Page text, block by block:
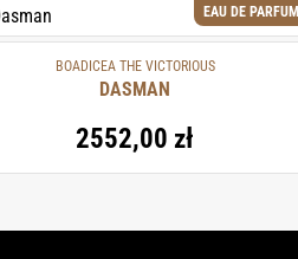
EAU DE PARFUM
BOADICEA THE VICTORIOUS
DASMAN
2552,00 zł